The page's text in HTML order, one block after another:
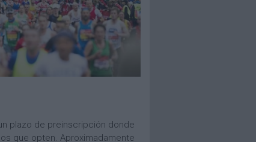
plazo de preinscripción donde
que opten. Aproximadamente